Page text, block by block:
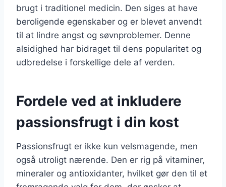
brugt i traditionel medicin. Den siges at have
beroligende egenskaber og er blevet anvendt
til at lindre angst og søvnproblemer. Denne
alsidighed har bidraget til dens popularitet og
udbredelse i forskellige dele af verden.
Fordele ved at inkludere
passionsfrugt i din kost
Passionsfrugt er ikke kun velsmagende, men
også utroligt nærende. Den er rig på vitaminer,
mineraler og antioxidanter, hvilket gør den til et